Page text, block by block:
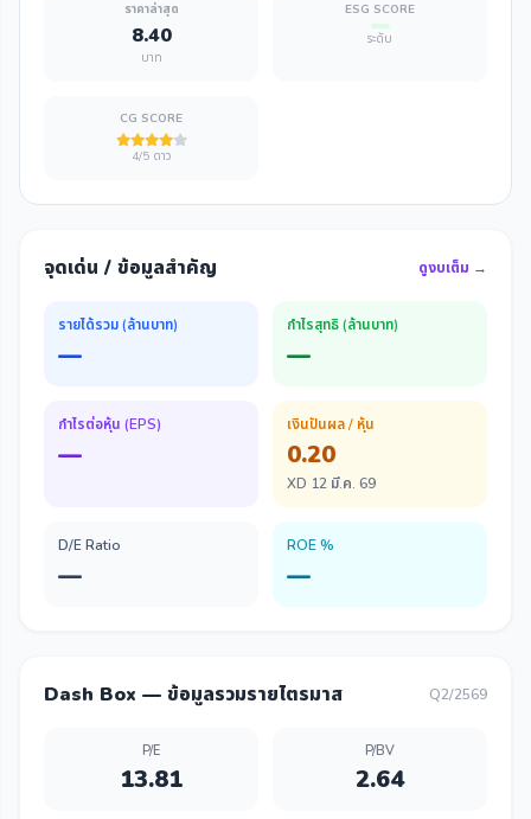
ราคาล่าสุด
8.40
บาท
ESG SCORE
ระดับ
CG SCORE
4/5 ดาว
จุดเด่น / ข้อมูลสำคัญ ดูงบเต็ม →
รายได้รวม (ล้านบาท)
—
กำไรสุทธิ (ล้านบาท)
—
กำไรต่อหุ้น (EPS)
—
เงินปันผล / หุ้น
0.20
XD 12 มี.ค. 69
D/E Ratio
—
ROE %
—
Dash Box — ข้อมูลรวมรายไตรมาส Q2/2569
P/E
13.81
P/BV
2.64